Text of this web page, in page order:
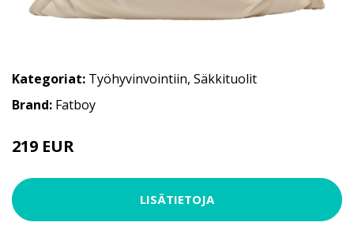
Kategoriat: Työhyvinvointiin, Säkkituolit
Brand: Fatboy
219 EUR
LISÄTIETOJA